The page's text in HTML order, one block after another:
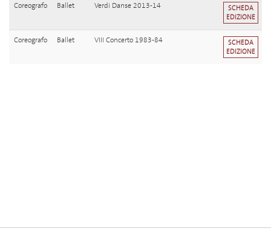
Coreografo Ballet Verdi Danse 2013-14
SCHEDA
EDIZIONE
Coreografo Ballet VIII Concerto 1983-84
SCHEDA
EDIZIONE